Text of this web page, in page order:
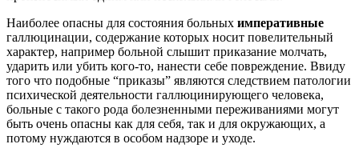
Наиболее опасны для состояния больных императивные
галлюцинации, содержание которых носит повелительный
характер, например больной слышит приказание молчать,
ударить или убить кого-то, нанести себе повреждение. Ввиду
того что подобные “приказы” являются следствием патологии
психической деятельности галлюцинирующего человека,
больные с такого рода болезненными переживаниями могут
быть очень опасны как для себя, так и для окружающих, а
потому нуждаются в особом надзоре и уходе.